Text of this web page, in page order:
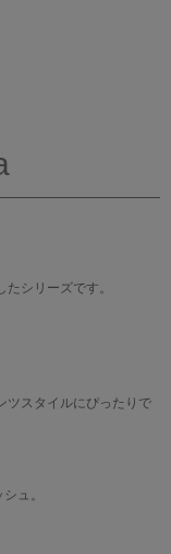
シリーズです。
ツスタイルにぴったりで
ュ。